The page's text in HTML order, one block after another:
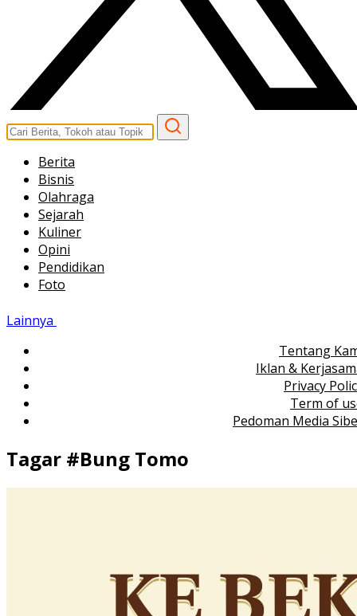
Berita
Bisnis
Olahraga
Sejarah
Kuliner
Opini
Pendidikan
Foto
Lainnya
Tentang
Iklan &
Privacy
Term of
Pedoman Media
Tagar #Bung Tomo